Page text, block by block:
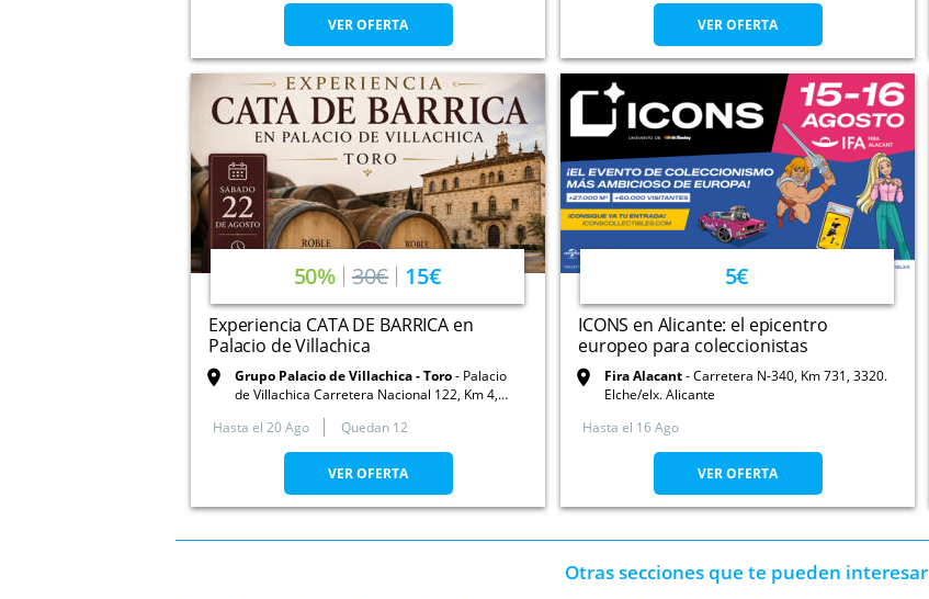
VER OFERTA VER OFERTA
50% 30€ 15€
Experiencia CATA DE BARRICA en
Palacio de Villachica
Grupo Palacio de Villachica - Toro
Palacio
de Villachica Carretera Nacional 122, Km 4,
Hasta el 20 Ago Quedan 12
VER OFERTA
5€
ICONS en Alicante: el epicentro
europeo para coleccionistas
Fira Alacant Carretera N-340, Km 731, 3320.
Elche/elx. Alicante
Hasta el 16 Ago
VER OFERTA
Otras secciones que te pueden interesar